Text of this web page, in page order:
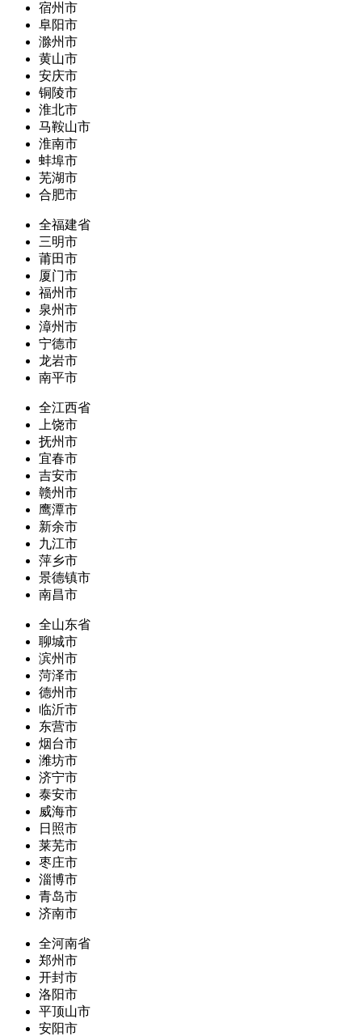
宿州市
阜阳市
滁州市
黄山市
安庆市
铜陵市
淮北市
马鞍山市
淮南市
蚌埠市
芜湖市
合肥市
全福建省
三明市
莆田市
厦门市
福州市
泉州市
漳州市
宁德市
龙岩市
南平市
全江西省
上饶市
抚州市
宜春市
吉安市
赣州市
鹰潭市
新余市
九江市
萍乡市
景德镇市
南昌市
全山东省
聊城市
滨州市
菏泽市
德州市
临沂市
东营市
烟台市
潍坊市
济宁市
泰安市
威海市
日照市
莱芜市
枣庄市
淄博市
青岛市
济南市
全河南省
郑州市
开封市
洛阳市
平顶山市
安阳市